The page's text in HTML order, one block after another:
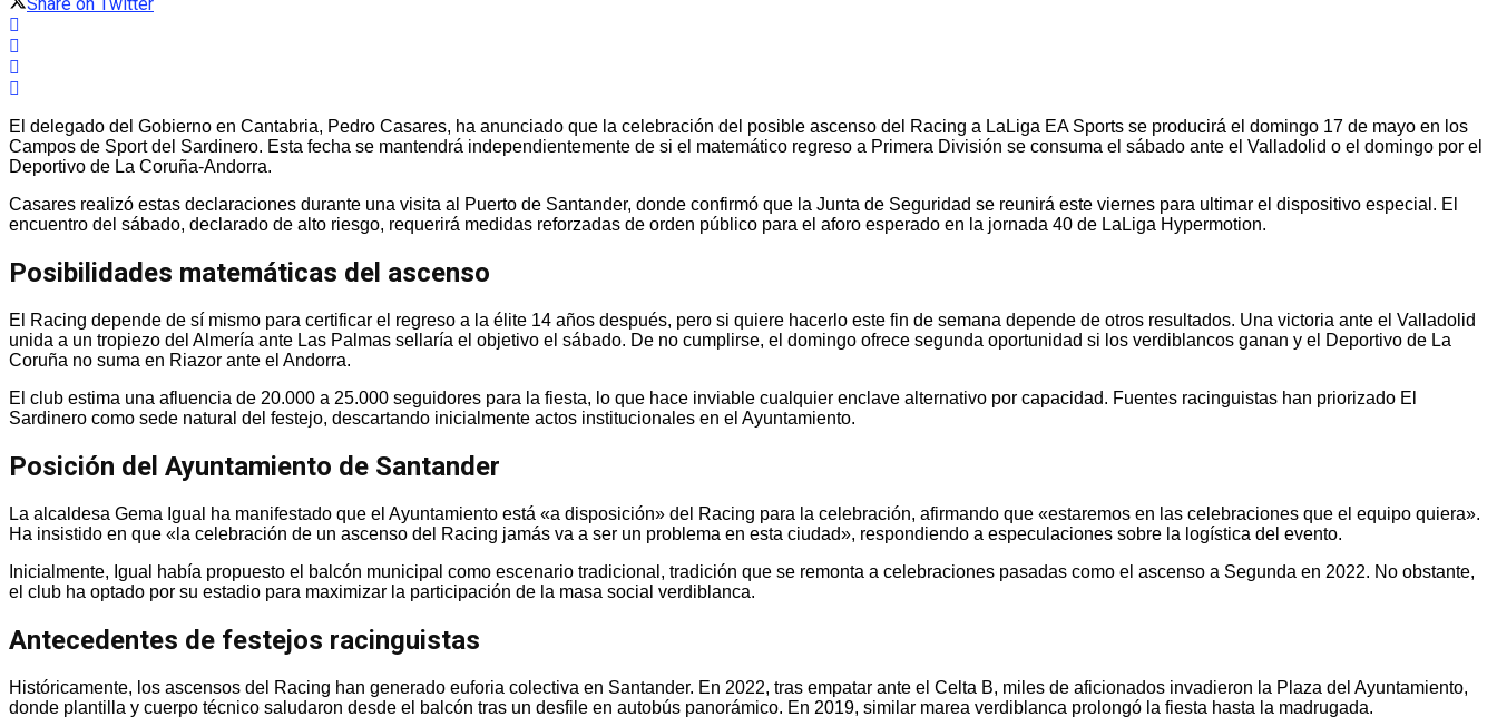
Share on Twitter
El delegado del Gobierno en Cantabria, Pedro Casares, ha anunciado que la celebración del posible ascenso del Racing a LaLiga EA Sports se producirá el domingo 17 de mayo en los
Campos de Sport del Sardinero. Esta fecha se mantendrá independientemente de si el matemático regreso a Primera División se consuma el sábado ante el Valladolid o el domingo por el
Deportivo de La Coruña-Andorra.
Casares realizó estas declaraciones durante una visita al Puerto de Santander, donde confirmó que la Junta de Seguridad se reunirá este viernes para ultimar el dispositivo especial. El
encuentro del sábado, declarado de alto riesgo, requerirá medidas reforzadas de orden público para el aforo esperado en la jornada 40 de LaLiga Hypermotion.
Posibilidades matemáticas del ascenso
El Racing depende de sí mismo para certificar el regreso a la élite 14 años después, pero si quiere hacerlo este fin de semana depende de otros resultados. Una victoria ante el Valladolid
unida a un tropiezo del Almería ante Las Palmas sellaría el objetivo el sábado. De no cumplirse, el domingo ofrece segunda oportunidad si los verdiblancos ganan y el Deportivo de La
Coruña no suma en Riazor ante el Andorra.
El club estima una afluencia de 20.000 a 25.000 seguidores para la fiesta, lo que hace inviable cualquier enclave alternativo por capacidad. Fuentes racinguistas han priorizado El
Sardinero como sede natural del festejo, descartando inicialmente actos institucionales en el Ayuntamiento.
Posición del Ayuntamiento de Santander
La alcaldesa Gema Igual ha manifestado que el Ayuntamiento está «a disposición» del Racing para la celebración, afirmando que «estaremos en las celebraciones que el equipo quiera».
Ha insistido en que «la celebración de un ascenso del Racing jamás va a ser un problema en esta ciudad», respondiendo a especulaciones sobre la logística del evento.
Inicialmente, Igual había propuesto el balcón municipal como escenario tradicional, tradición que se remonta a celebraciones pasadas como el ascenso a Segunda en 2022. No obstante,
el club ha optado por su estadio para maximizar la participación de la masa social verdiblanca.
Antecedentes de festejos racinguistas
Históricamente, los ascensos del Racing han generado euforia colectiva en Santander. En 2022, tras empatar ante el Celta B, miles de aficionados invadieron la Plaza del Ayuntamiento,
donde plantilla y cuerpo técnico saludaron desde el balcón tras un desfile en autobús panorámico. En 2019, similar marea verdiblanca prolongó la fiesta hasta la madrugada.